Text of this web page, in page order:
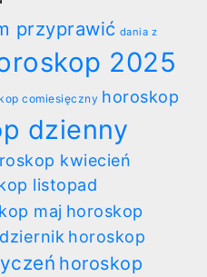
przyprawić dania z
2025
comiesięczny horoskop
dzienny
kwiecień
listopad
maj horoskop
horoskop
horoskop